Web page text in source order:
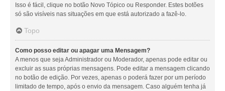
Isso é fácil, clique no botão Novo Tópico ou Responder. Estes botões
só são visíveis nas situações em que está autorizado a fazê-lo.
Topo
Como posso editar ou apagar uma Mensagem?
A menos que seja Administrador ou Moderador, apenas pode editar ou
excluir as suas próprias mensagens. Pode editar a mensagem clicando
no botão de edição. Por vezes, apenas o poderá fazer por um período
limitado de tempo, após o envio da mensagem. Caso alguém tenha já